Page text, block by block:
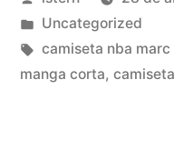
por
Publicado
en
Uncategorized
Etiquetas:
camiseta nba marc
manga corta,